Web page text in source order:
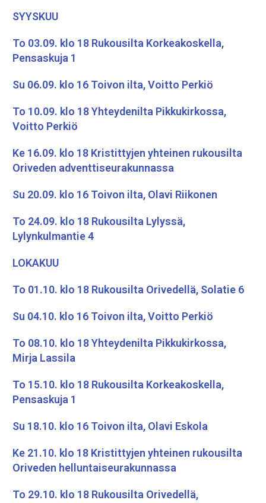
SYYSKUU
To 03.09. klo 18 Rukousilta Korkeakoskella,
Pensaskuja 1
Su 06.09. klo 16 Toivon ilta, Voitto Perkiö
To 10.09. klo 18 Yhteydenilta Pikkukirkossa,
Voitto Perkiö
Ke 16.09. klo 18 Kristittyjen yhteinen rukousilta
Oriveden adventtiseurakunnassa
Su 20.09. klo 16 Toivon ilta, Olavi Riikonen
To 24.09. klo 18 Rukousilta Lylyssä,
Lylynkulmantie 4
LOKAKUU
To 01.10. klo 18 Rukousilta Orivedellä, Solatie 6
Su 04.10. klo 16 Toivon ilta, Voitto Perkiö
To 08.10. klo 18 Yhteydenilta Pikkukirkossa,
Mirja Lassila
To 15.10. klo 18 Rukousilta Korkeakoskella,
Pensaskuja 1
Su 18.10. klo 16 Toivon ilta, Olavi Eskola
Ke 21.10. klo 18 Kristittyjen yhteinen rukousilta
Oriveden helluntaiseurakunnassa
To 29.10. klo 18 Rukousilta Orivedellä,